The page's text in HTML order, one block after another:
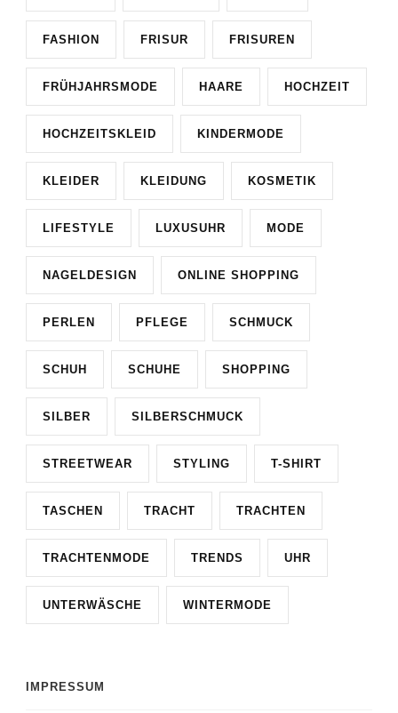
FASHION FRISUR FRISUREN
FRÜHJAHRSMODE HAARE HOCHZEIT
HOCHZEITSKLEID KINDERMODE
KLEIDER KLEIDUNG KOSMETIK
LIFESTYLE LUXUSUHR MODE
NAGELDESIGN ONLINE SHOPPING
PERLEN PFLEGE SCHMUCK
SCHUH SCHUHE SHOPPING
SILBER SILBERSCHMUCK
STREETWEAR STYLING T-SHIRT
TASCHEN TRACHT TRACHTEN
TRACHTENMODE TRENDS UHR
UNTERWÄSCHE WINTERMODE
IMPRESSUM